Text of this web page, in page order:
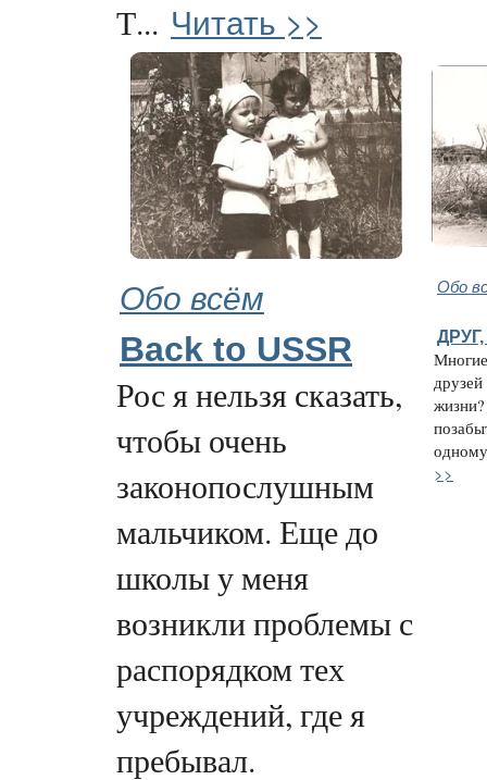
Т... Читать >>
Обо всём Обо
Back to USSR
Рос я нельзя сказать,
чтобы очень
законопослушным
мальчиком. Еще до
школы у меня
возникли проблемы с
распорядком тех
учреждений, где я
пребывал.
>>